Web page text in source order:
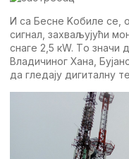
И са Бeснe Kобилe сe,
сигнал, захваљујући
снагe 2,5 кW. Tо значи
Владичиног Хана,
да глeдају дигиталну